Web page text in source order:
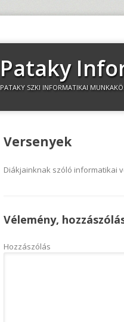
Pataky
PATAKY SZKI INFORMATIKAI
Versenyek
Diákjainknak szóló informatikai
Vélemény,
Hozzászólás